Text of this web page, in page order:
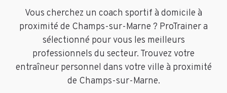
Vous cherchez un coach sportif à domicile à
proximité de Champs-sur-Marne ? ProTrainer a
sélectionné pour vous les meilleurs
professionnels du secteur. Trouvez votre
entraîneur personnel dans votre ville à proximité
de Champs-sur-Marne.